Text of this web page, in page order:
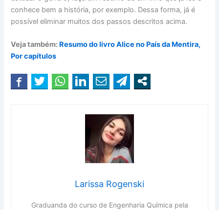
conhece bem a história, por exemplo. Dessa forma, já é
possível eliminar muitos dos passos descritos acima.
Veja também: Resumo do livro Alice no País da Mentira,
Por capítulos
Larissa Rogenski
Graduanda do curso de Engenharia Química pela